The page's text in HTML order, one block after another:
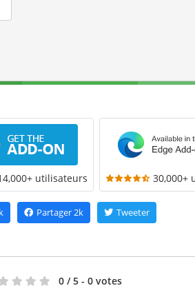
utilisateurs 30,000+
Partager2k Tweeter
0 / 5 - 0 votes